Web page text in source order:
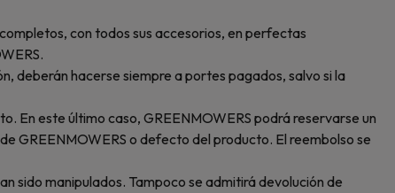
con todos sus accesorios, en perfectas
deberán hacerse siempre a portes pagados, salvo si la
En este último caso, GREENMOWERS podrá reservarse un
GREENMOWERS o defecto del producto. El reembolso se
sido manipulados. Tampoco se admitirá devolución de